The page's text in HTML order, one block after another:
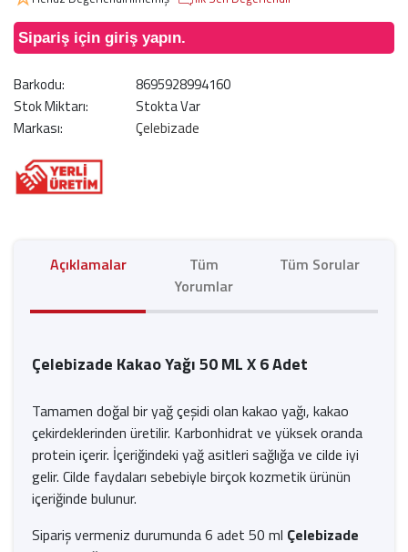
Sipariş için giriş yapın.
Barkodu:
8695928994160
Stok Miktarı:
Stokta Var
Markası:
Çelebizade
Açıklamalar
Tüm
Yorumlar
Tüm Sorular
Çelebizade Kakao Yağı 50 ML X 6 Adet
Tamamen doğal bir yağ çeşidi olan kakao yağı, kakao
çekirdeklerinden üretilir. Karbonhidrat ve yüksek oranda
protein içerir. İçeriğindeki yağ asitleri sağlığa ve cilde iyi
gelir. Cilde faydaları sebebiyle birçok kozmetik ürünün
içeriğinde bulunur.
Sipariş vermeniz durumunda 6 adet 50 ml Çelebizade